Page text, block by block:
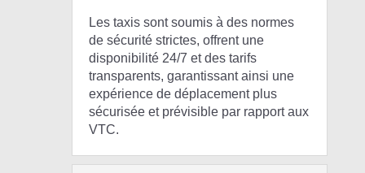
Les taxis sont soumis à des normes
de sécurité strictes, offrent une
disponibilité 24/7 et des tarifs
transparents, garantissant ainsi une
expérience de déplacement plus
sécurisée et prévisible par rapport aux
VTC.